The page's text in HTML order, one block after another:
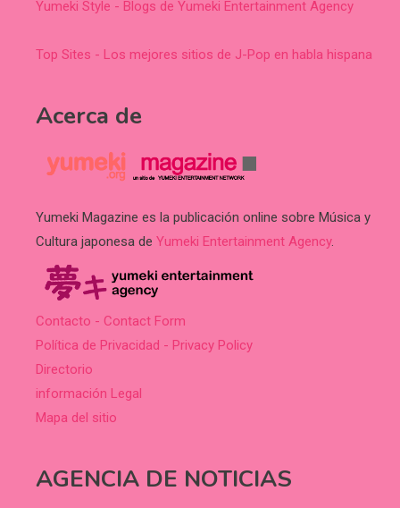
Yumeki Style - Blogs de Yumeki Entertainment Agency
Top Sites - Los mejores sitios de J-Pop en habla hispana
Acerca de
Yumeki Magazine es la publicación online sobre Música y
Cultura japonesa de Yumeki Entertainment Agency.
Contacto - Contact Form
Política de Privacidad - Privacy Policy
Directorio
información Legal
Mapa del sitio
AGENCIA DE NOTICIAS